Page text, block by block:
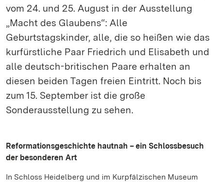
vom 24. und 25. August in der Ausstellung
„Macht des Glaubens“: Alle
Geburtstagskinder, alle, die so heißen wie das
kurfürstliche Paar Friedrich und Elisabeth und
alle deutsch-britischen Paare erhalten an
diesen beiden Tagen freien Eintritt. Noch bis
zum 15. September ist die große
Sonderausstellung zu sehen.
Reformationsgeschichte hautnah – ein Schlossbesuch
der besonderen Art
In Schloss Heidelberg und im Kurpfälzischen Museum